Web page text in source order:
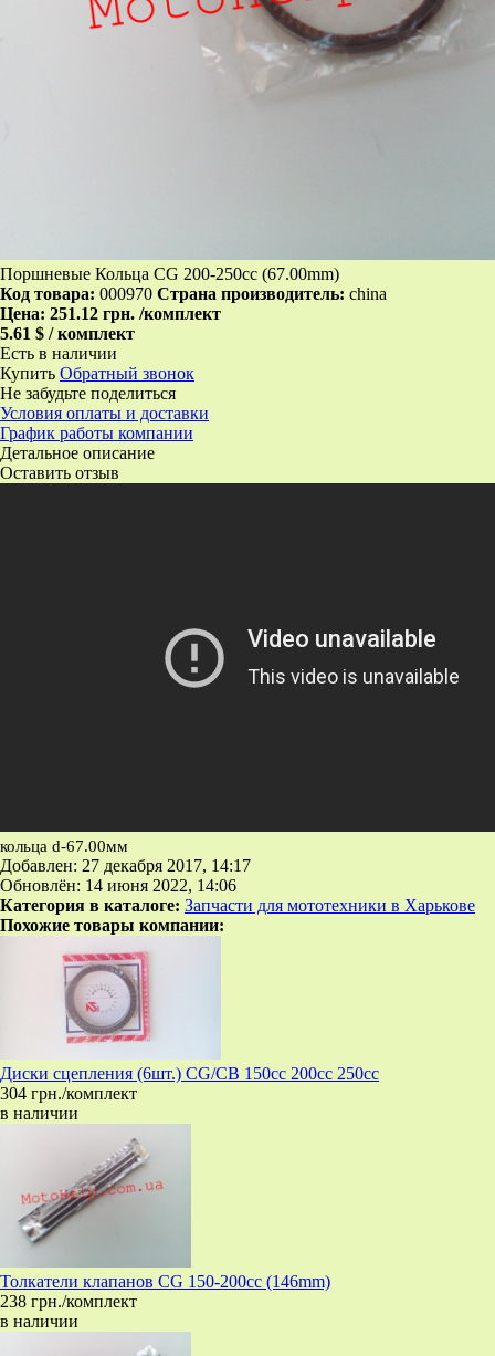
Поршневые Кольца CG 200-250cc (67.00mm)
Код товара: 000970 Страна производитель: china
Цена: 251.12 грн. /комплект
5.61 $ / комплект
Есть в наличии
Купить Обратный звонок
Не забудьте поделиться
Условия оплаты и доставки
График работы компании
Детальное описание
Оставить отзыв
кольца d-67.00мм
Добавлен: 27 декабря 2017, 14:17
Обновлён: 14 июня 2022, 14:06
Категория в каталоге: Запчасти для мототехники в Харькове
Похожие товары компании:
Диски сцепления (6шт.) CG/CB 150cc 200cc 250cc
304 грн./комплект
в наличии
Толкатели клапанов CG 150-200cc (146mm)
238 грн./комплект
в наличии